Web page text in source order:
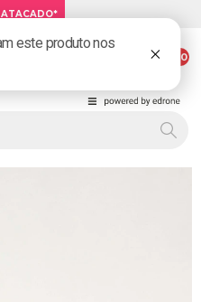
ATACADO*
00